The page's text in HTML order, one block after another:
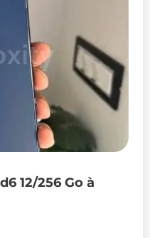
12/256 Go à